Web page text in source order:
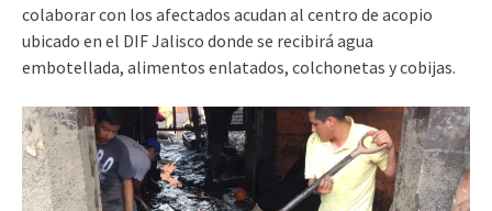
colaborar con los afectados acudan al centro de acopio
ubicado en el DIF Jalisco donde se recibirá agua
embotellada, alimentos enlatados, colchonetas y cobijas.